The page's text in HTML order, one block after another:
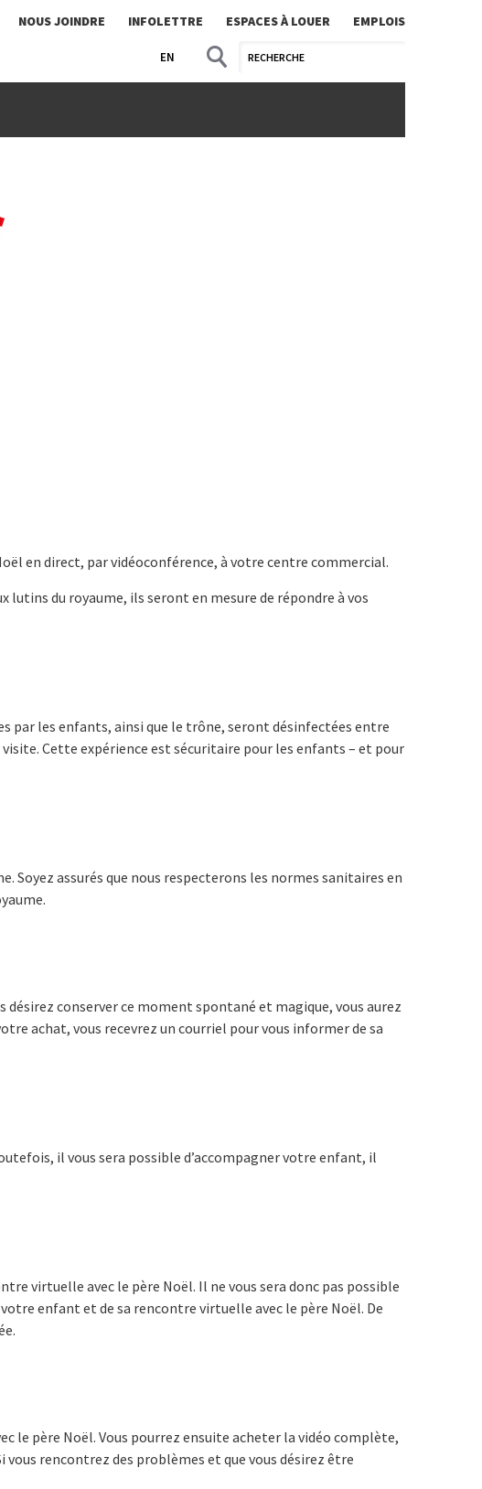
NOUS JOINDRE INFOLETTRE ESPACES À LOUER EMPLOIS
EN
en direct, par vidéoconférence, à votre centre commercial.
lutins du royaume, ils seront en mesure de répondre à vos
par les enfants, ainsi que le trône, seront désinfectées entre
Cette expérience est sécuritaire pour les enfants – et pour
Soyez assurés que nous respecterons les normes sanitaires en
conserver ce moment spontané et magique, vous aurez
achat, vous recevrez un courriel pour vous informer de sa
il vous sera possible d’accompagner votre enfant, il
virtuelle avec le père Noël. Il ne vous sera donc pas possible
enfant et de sa rencontre virtuelle avec le père Noël. De
le père Noël. Vous pourrez ensuite acheter la vidéo complète,
rencontrez des problèmes et que vous désirez être